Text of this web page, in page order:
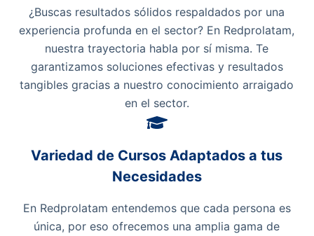
¿Buscas resultados sólidos respaldados por una
experiencia profunda en el sector? En Redprolatam,
nuestra trayectoria habla por sí misma. Te
garantizamos soluciones efectivas y resultados
tangibles gracias a nuestro conocimiento arraigado
en el sector.
Variedad de Cursos Adaptados a tus
Necesidades
En Redprolatam entendemos que cada persona es
única, por eso ofrecemos una amplia gama de